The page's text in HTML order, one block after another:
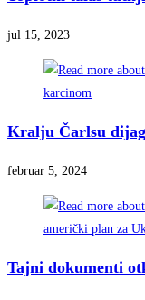
jul 15, 2023
Kralju Čarlsu
februar 5, 2024
Tajni dokumenti